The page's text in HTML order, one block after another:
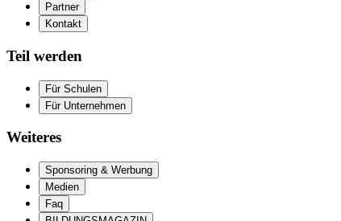
Partner
Kontakt
Teil werden
Für Schulen
Für Unternehmen
Weiteres
Sponsoring & Werbung
Medien
Faq